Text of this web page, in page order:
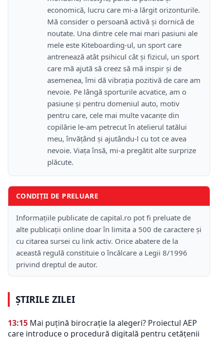
economică, lucru care mi-a lărgit orizonturile.
Mă consider o persoană activă și dornică de
noutate. Una dintre cele mai mari pasiuni ale
mele este Kiteboarding-ul, un sport care
antrenează atât psihicul cât și fizicul, un sport
care mă ajută să creez să mă inspir și de
asemenea, îmi dă vibrația pozitivă de care am
nevoie. Pe lângă sporturile acvatice, am o
pasiune și pentru domeniul auto, motiv
pentru care, cele mai multe vacanțe din
copilărie le-am petrecut în atelierul tatălui
meu, învățând și ajutându-l cu tot ce avea
nevoie. Viața însă, mi-a pregătit alte surprize
plăcute.
CONDIȚII DE PRELUARE
Informațiile publicate de capital.ro pot fi preluate de
alte publicații online doar în limita a 500 de caractere și
cu citarea sursei cu link activ. Orice abatere de la
această regulă constituie o încălcare a Legii 8/1996
privind dreptul de autor.
ȘTIRILE ZILEI
13:15 Mai puțină birocrație la alegeri? Proiectul AEP
care introduce o procedură digitală pentru cetățenii